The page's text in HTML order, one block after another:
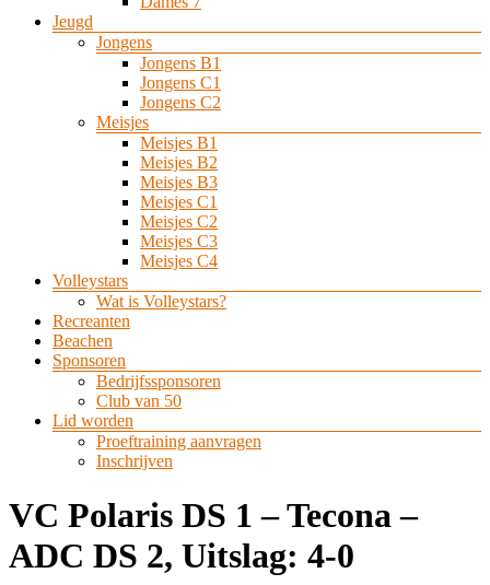
Jeugd
Jongens
Jongens B1
Jongens C1
Jongens C2
Meisjes
Meisjes B1
Meisjes B2
Meisjes B3
Meisjes C1
Meisjes C2
Meisjes C3
Meisjes C4
Volleystars
Wat is Volleystars?
Recreanten
Beachen
Sponsoren
Bedrijfssponsoren
Club van 50
Lid worden
Proeftraining aanvragen
Inschrijven
VC Polaris DS 1 – Tecona –
ADC DS 2, Uitslag: 4-0